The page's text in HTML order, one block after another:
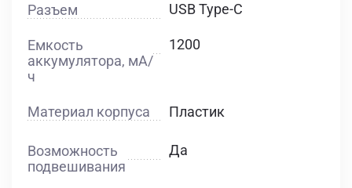
Разъем USB Type-C
Емкость
аккумулятора, мА/
ч
1200
Материал корпуса Пластик
Возможность
подвешивания
Да